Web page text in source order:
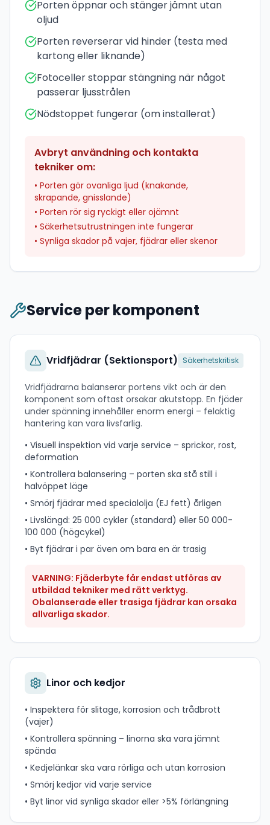
Porten öppnar och stänger jämnt utan
oljud
Porten reverserar vid hinder (testa med
kartong eller liknande)
Fotoceller stoppar stängning när något
passerar ljusstrålen
Nödstoppet fungerar (om installerat)
Avbryt användning och kontakta
tekniker om:
• Porten gör ovanliga ljud (knakande,
skrapande, gnisslande)
• Porten rör sig ryckigt eller ojämnt
• Säkerhetsutrustningen inte fungerar
• Synliga skador på vajer, fjädrar eller skenor
Service per komponent
Vridfjädrar (Sektionsport) Säkerhetskritisk
Vridfjädrarna balanserar portens vikt och är den
komponent som oftast orsakar akutstopp. En fjäder
under spänning innehåller enorm energi – felaktig
hantering kan vara livsfarlig.
• Visuell inspektion vid varje service – sprickor, rost,
deformation
• Kontrollera balansering – porten ska stå still i
halvöppet läge
• Smörj fjädrar med specialolja (EJ fett) årligen
• Livslängd: 25 000 cykler (standard) eller 50 000-
100 000 (högcykel)
• Byt fjädrar i par även om bara en är trasig
VARNING: Fjäderbyte får endast utföras av
utbildad tekniker med rätt verktyg.
Obalanserade eller trasiga fjädrar kan orsaka
allvarliga skador.
Linor och kedjor
• Inspektera för slitage, korrosion och trådbrott
(vajer)
• Kontrollera spänning – linorna ska vara jämnt
spända
• Kedjelänkar ska vara rörliga och utan korrosion
• Smörj kedjor vid varje service
• Byt linor vid synliga skador eller >5% förlängning